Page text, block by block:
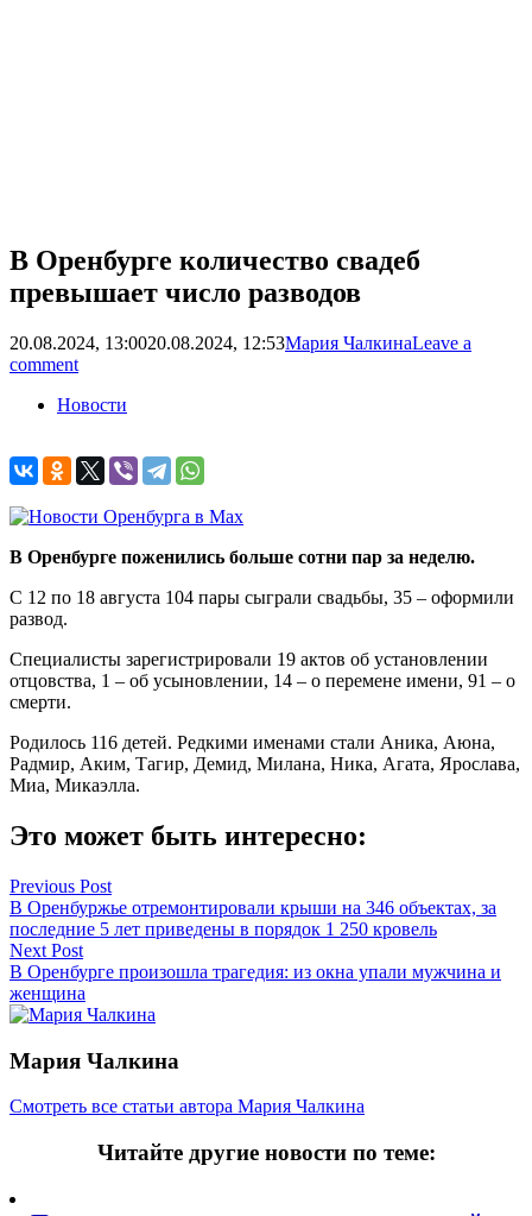
В Оренбурге количество свадеб
превышает число разводов
20.08.2024, 13:0020.08.2024, 12:53Мария ЧалкинаLeave a
comment
Новости
В Оренбурге поженились больше сотни пар за неделю.
С 12 по 18 августа 104 пары сыграли свадьбы, 35 – оформили
развод.
Специалисты зарегистрировали 19 актов об установлении
отцовства, 1 – об усыновлении, 14 – о перемене имени, 91 – о
смерти.
Родилось 116 детей. Редкими именами стали Аника, Аюна,
Радмир, Аким, Тагир, Демид, Милана, Ника, Агата, Ярослава,
Миа, Микаэлла.
Это может быть интересно:
Навигация
по
записям
Previous Post
В Оренбуржье отремонтировали крыши на 346 объектах, за
последние 5 лет приведены в порядок 1 250 кровель
Next Post
В Оренбурге произошла трагедия: из окна упали мужчина и
женщина
Мария Чалкина
Смотреть все статьи автора Мария Чалкина
Читайте другие новости по теме: